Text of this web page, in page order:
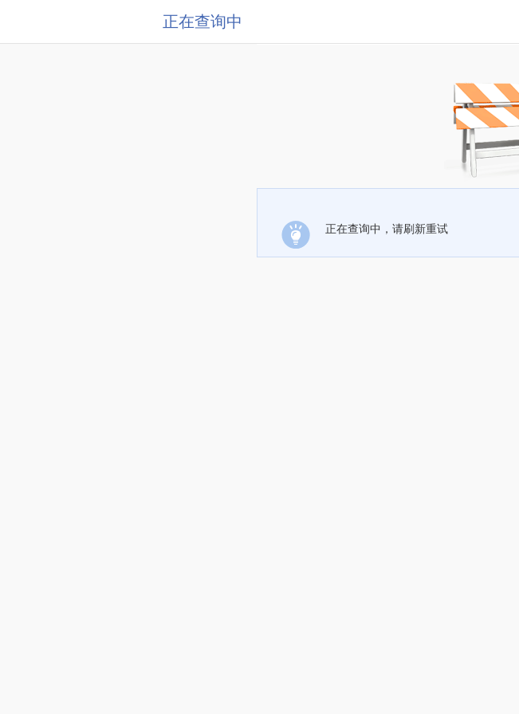
正在查询中
正在查询中，请刷新重试